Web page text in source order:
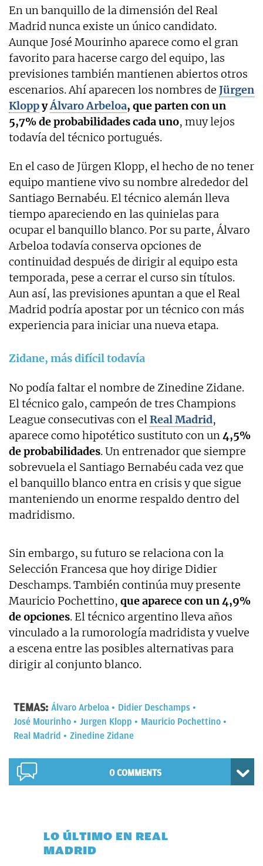
En un banquillo de la dimensión del Real
Madrid nunca existe un único candidato.
Aunque José Mourinho aparece como el gran
favorito para hacerse cargo del equipo, las
previsiones también mantienen abiertos otros
escenarios. Ahí aparecen los nombres de Jürgen
KloppyÁlvaro Arbeloa, que parten con un
5,7% de probabilidades cada uno, muy lejos
todavía del técnico portugués.
En el caso de Jürgen Klopp, el hecho de no tener
equipo mantiene vivo su nombre alrededor del
Santiago Bernabéu. El técnico alemán lleva
tiempo apareciendo en las quinielas para
ocupar el banquillo blanco. Por su parte, Álvaro
Arbeloa todavía conserva opciones de
continuidad después de dirigir al equipo esta
temporada, pese a cerrar el curso sin títulos.
Aun así, las previsiones apuntan a que el Real
Madrid podría apostar por un técnico con más
experiencia para iniciar una nueva etapa.
Zidane, más difícil todavía
No podía faltar el nombre de Zinedine Zidane.
El técnico galo, campeón de tres Champions
League consecutivas con elReal Madrid,
aparece como hipotético sustituto con un4,5%
de probabilidades. Un entrenador que siempre
sobrevuela el Santiago Bernabéu cada vez que
el banquillo blanco entra en crisis y que sigue
manteniendo un enorme respaldo dentro del
madridismo.
Sin embargo, su futuro se relaciona con la
Selección Francesa que hoy dirige Didier
Deschamps. También continúa muy presente
Mauricio Pochettino, que aparece con un 4,9%
de opciones. El técnico argentino lleva años
vinculado a la rumorología madridista y vuelve
a escena entre las posibles alternativas para
dirigir al conjunto blanco.
TEMAS: Álvaro Arbeloa
Didier Deschamps
José Mourinho
Jurgen Klopp
Mauricio Pochettino
Real Madrid
Zinedine Zidane
0 COMMENTS
LO ÚLTIMO EN REAL
MADRID